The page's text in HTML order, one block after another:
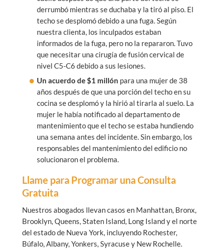
derrumbó mientras se duchaba y la tiró al piso. El
techo se desplomó debido a una fuga. Según
nuestra clienta, los inculpados estaban
informados de la fuga, pero no la repararon. Tuvo
que necesitar una cirugía de fusión cervical de
nivel C5-C6 debido a sus lesiones.
Un acuerdo de $1 millón para una mujer de 38
años después de que una porción del techo en su
cocina se desplomó y la hirió al tirarla al suelo. La
mujer le había notificado al departamento de
mantenimiento que el techo se estaba hundiendo
una semana antes del incidente. Sin embargo, los
responsables del mantenimiento del edificio no
solucionaron el problema.
Llame para Programar una Consulta
Gratuita
Nuestros abogados llevan casos en Manhattan, Bronx,
Brooklyn, Queens, Staten Island, Long Island y el norte
del estado de Nueva York, incluyendo Rochester,
Búfalo, Albany, Yonkers, Syracuse y New Rochelle.